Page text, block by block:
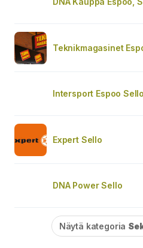
Teknikmagasinet
Intersport Espoo Sello
Expert Sello
DNA Power Sello
Näytä kategoria